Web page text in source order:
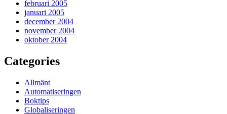
februari 2005
januari 2005
december 2004
november 2004
oktober 2004
Categories
Allmänt
Automatiseringen
Boktips
Globaliseringen